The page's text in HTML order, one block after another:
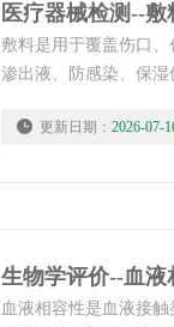
医疗器械检测--敷
敷料是用于覆盖伤口
渗出液、防感染、保
护理。中科检测可依
更新日期： 2026-07-
生物学评价--血液
血液相容性是血液接